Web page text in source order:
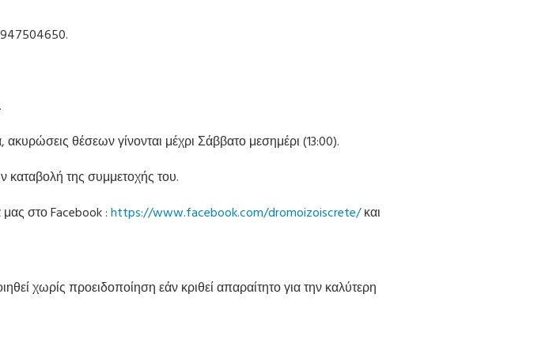
θέσεων γίνονται μέχρι Σάββατο μεσημέρι (13:00).
καταβολή της συμμετοχής του.
μας στο Facebook :https://www.facebook.com/dromoizoiscrete/και
χωρίς προειδοποίηση εάν κριθεί απαραίτητο για την καλύτερη